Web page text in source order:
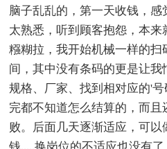
脑子乱乱的，第一天收钱，
太熟悉，听到顾客抱怨，本来
糨糊拉，我开始机械一样的
间，其中没有条码的更是让我
规格、厂家、找到相对应的'
完都不知道怎么结算的，而且
败。后面几天逐渐适应，可